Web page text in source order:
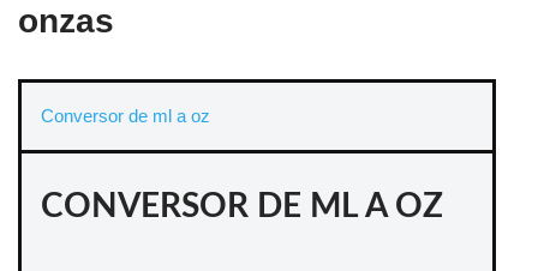
onzas
Conversor de ml a oz
CONVERSOR DE ML A OZ